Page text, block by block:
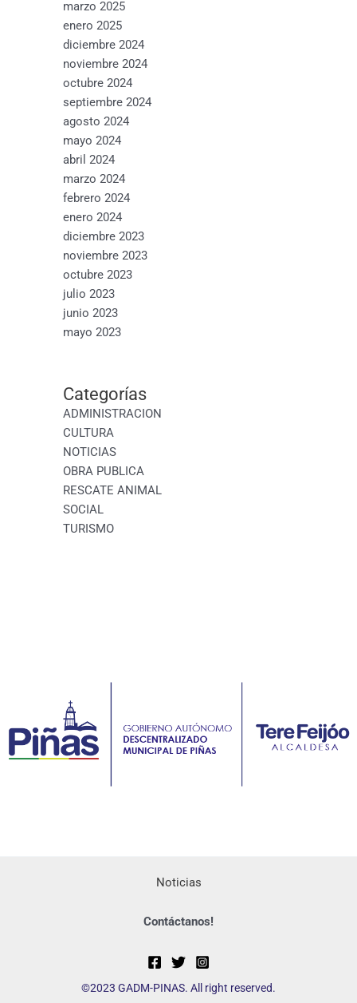
marzo 2025
enero 2025
diciembre 2024
noviembre 2024
octubre 2024
septiembre 2024
agosto 2024
mayo 2024
abril 2024
marzo 2024
febrero 2024
enero 2024
diciembre 2023
noviembre 2023
octubre 2023
julio 2023
junio 2023
mayo 2023
Categorías
ADMINISTRACION
CULTURA
NOTICIAS
OBRA PUBLICA
RESCATE ANIMAL
SOCIAL
TURISMO
Noticias
Contáctanos!
©2023 GADM-PINAS. All right reserved.